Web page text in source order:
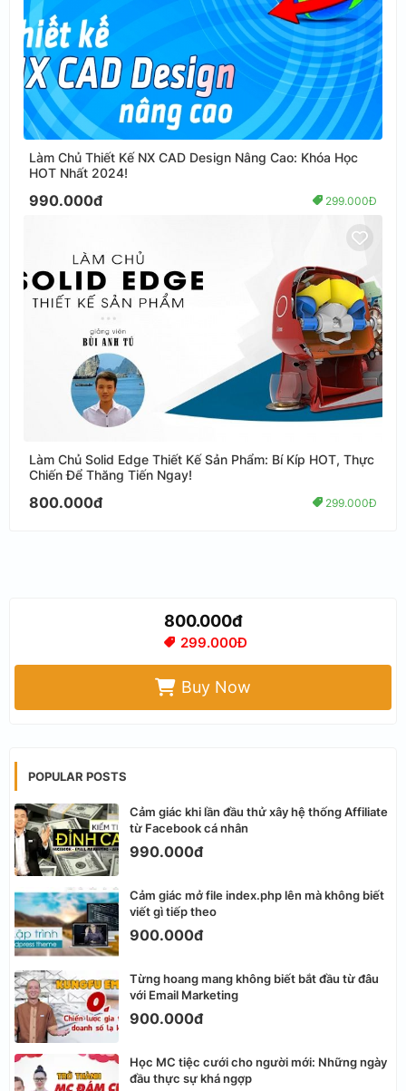
Làm Chủ Thiết Kế NX CAD Design Nâng Cao: Khóa Học
HOT Nhất 2024!
990.000đ 299.000Đ
Làm Chủ Solid Edge Thiết Kế Sản Phẩm: Bí Kíp HOT, Thực
Chiến Để Thăng Tiến Ngay!
800.000đ 299.000Đ
800.000đ
299.000Đ
Buy Now
POPULAR POSTS
Cảm giác khi lần đầu thử xây hệ thống Affiliate
từ Facebook cá nhân
990.000đ
Cảm giác mở file index.php lên mà không biết
viết gì tiếp theo
900.000đ
Từng hoang mang không biết bắt đầu từ đâu
với Email Marketing
900.000đ
Học MC tiệc cưới cho người mới: Những ngày
đầu thực sự khá ngợp